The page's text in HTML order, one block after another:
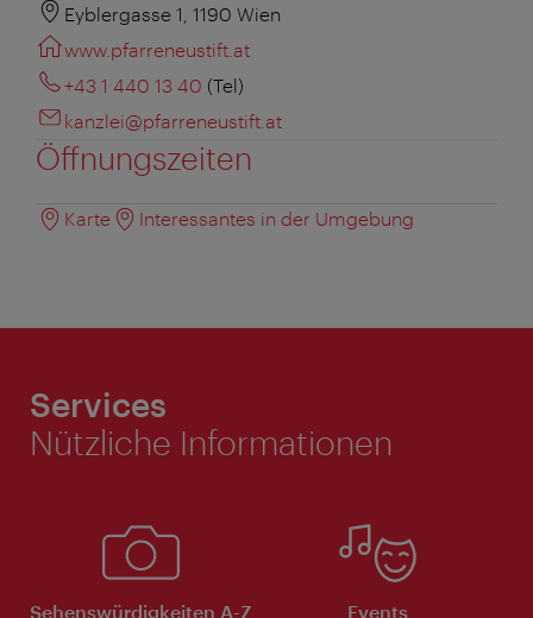
Eyblergasse 1, 1190 Wien
www.pfarreneustift.at
+43 1 440 13 40 (Tel)
kanzlei@pfarreneustift.at
Öffnungszeiten
Karte Interessantes in der Umgebung
Services
Nützliche Informationen
Sehenswürdigkeiten A-Z Events